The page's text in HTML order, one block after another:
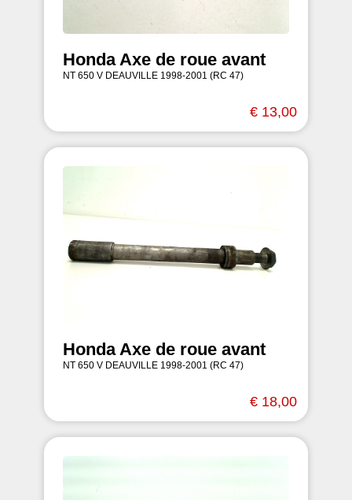
Honda Axe de roue avant
NT 650 V DEAUVILLE 1998-2001 (RC 47)
€ 13,00
Honda Axe de roue avant
NT 650 V DEAUVILLE 1998-2001 (RC 47)
€ 18,00